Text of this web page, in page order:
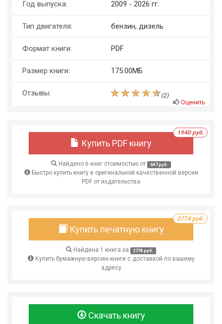
Год выпуска: 2009 - 2026 гг.
Тип двигателя: бензин, дизель
Формат книги: PDF
Размер книги: 175.00МБ
Отзывы: (2)
Оценить
Купить PDF книгу
1940 руб.
Найдено 6 книг стоимостью от 647 руб.
Быстро купить книгу в оригинальной качественной версии
PDF от издательства
Купить печатную книгу
2774 руб.
Найдена 1 книга за 2774 руб.
Купить бумажную версию книги с доставкой по вашему
адресу
Скачать книгу